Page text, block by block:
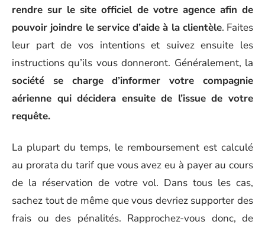
rendre sur le site officiel de votre agence afin de
pouvoir joindre le service d’aide à la clientèle. Faites
leur part de vos intentions et suivez ensuite les
instructions qu’ils vous donneront. Généralement, la
société se charge d’informer votre compagnie
aérienne qui décidera ensuite de l’issue de votre
requête.
La plupart du temps, le remboursement est calculé
au prorata du tarif que vous avez eu à payer au cours
de la réservation de votre vol. Dans tous les cas,
sachez tout de même que vous devriez supporter des
frais ou des pénalités. Rapprochez-vous donc, de